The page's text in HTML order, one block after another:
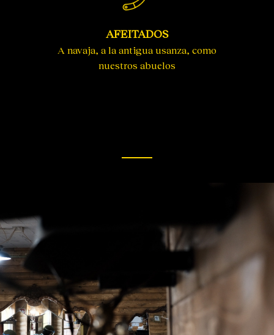
AFEITADOS
A navaja, a la antigua usanza, como
nuestros abuelos